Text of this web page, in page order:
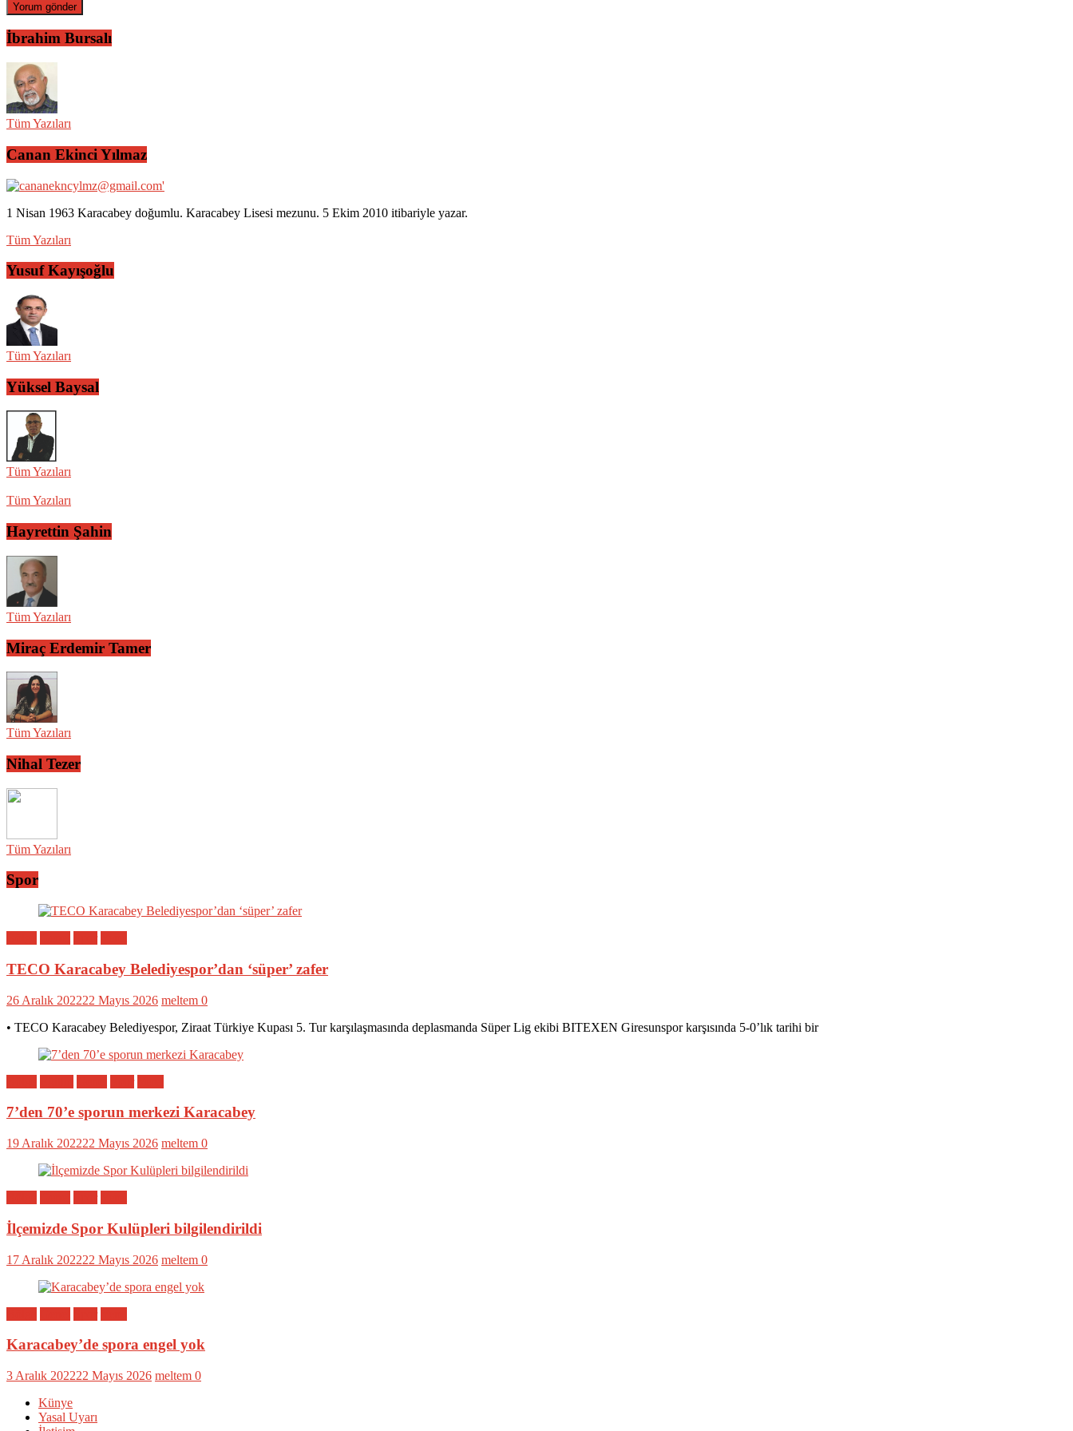
İbrahim Bursalı
Tüm Yazıları
Canan Ekinci Yılmaz
1 Nisan 1963 Karacabey doğumlu. Karacabey Lisesi mezunu. 5 Ekim 2010 itibariyle yazar.
Tüm Yazıları
Yusuf Kayışoğlu
Tüm Yazıları
Yüksel Baysal
Tüm Yazıları
Tüm Yazıları
Hayrettin Şahin
Tüm Yazıları
Miraç Erdemir Tamer
Tüm Yazıları
Nihal Tezer
Tüm Yazıları
Spor
TECO Karacabey Belediyespor’dan ‘süper’ zafer
26 Aralık 202222 Mayıs 2026 meltem 0
• TECO Karacabey Belediyespor, Ziraat Türkiye Kupası 5. Tur karşılaşmasında deplasmanda Süper Lig ekibi BITEXEN Giresunspor karşısında 5-0’lık tarihi bir
7’den 70’e sporun merkezi Karacabey
19 Aralık 202222 Mayıs 2026 meltem 0
İlçemizde Spor Kulüpleri bilgilendirildi
17 Aralık 202222 Mayıs 2026 meltem 0
Karacabey’de spora engel yok
3 Aralık 202222 Mayıs 2026 meltem 0
Künye
Yasal Uyarı